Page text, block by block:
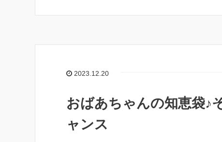
2023.12.20
おばあちゃんの知恵袋♪
ャンス